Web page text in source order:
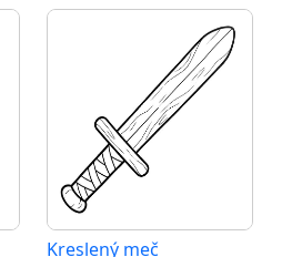
Kreslený meč